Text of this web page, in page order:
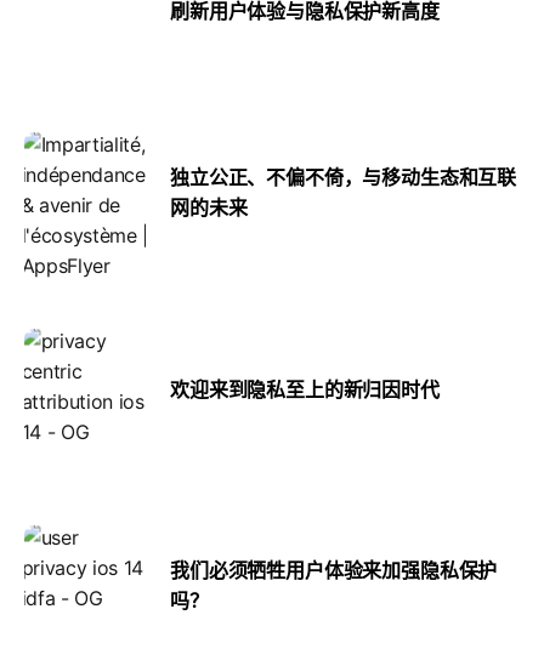
刷新用户体验与隐私保护新高度
独立公正、不偏不倚，与移动生态和互联
网的未来
欢迎来到隐私至上的新归因时代
我们必须牺牲用户体验来加强隐私保护
吗？